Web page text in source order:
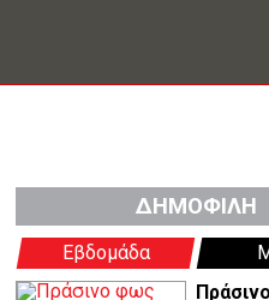
ΔΗΜΟΦΙΛΗ
Εβδομάδα